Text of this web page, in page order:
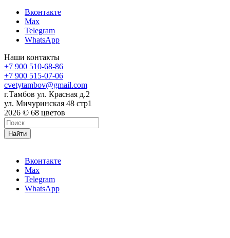
Вконтакте
Max
Telegram
WhatsApp
Наши контакты
+7 900 510-68-86
+7 900 515-07-06
cvetytambov@gmail.com
г.Тамбов ул. Красная д.2
ул. Мичуринская 48 стр1
2026 © 68 цветов
Найти
Вконтакте
Max
Telegram
WhatsApp